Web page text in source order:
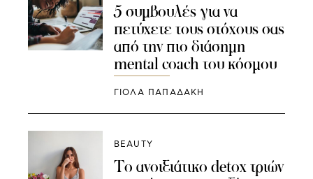
5 συμβουλές για να
πετύχετε τους στόχους σας
από την πιο διάσημη
mental coach του κόσμου
ΓΙΌΛΑ ΠΑΠΑΔΆΚΗ
BEAUTY
Το ανοιξιάτικο detox τριών